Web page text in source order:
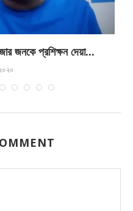
জনকে প্রশিক্ষন দেয়া...